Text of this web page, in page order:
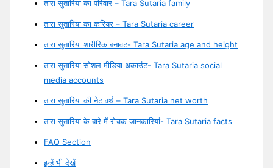
तारा सुतारिया का परिवार – Tara Sutaria family
तारा सुतारिया का करियर – Tara Sutaria career
तारा सुतारिया शारीरिक बनावट- Tara Sutaria age and height
तारा सुतारिया सोशल मीडिया अकाउंट- Tara Sutaria social
media accounts
तारा सुतारिया की नेट वर्थ – Tara Sutaria net worth
तारा सुतारिया के बारे में रोचक जानकारियां- Tara Sutaria facts
FAQ Section
इन्हें भी देखें